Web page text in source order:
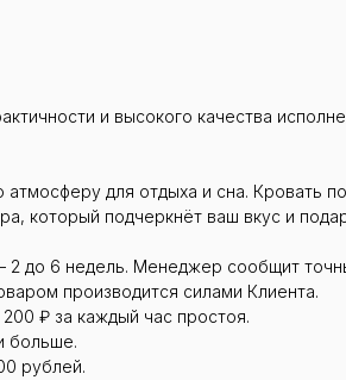
и высокого качества
для отдыха и сна. Кровать
который подчеркнёт ваш вкус и
до 6 недель. Менеджер сообщит
производится силами Клиента.
₽ за каждый час простоя.
больше.
рублей.